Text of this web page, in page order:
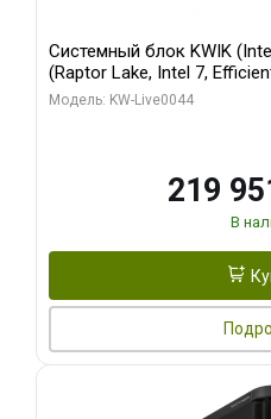
Системный блок KWIK
(Raptor Lake, Intel 7,
модуля)/ Gigabyte
Модель: KW-Live0044
219
В